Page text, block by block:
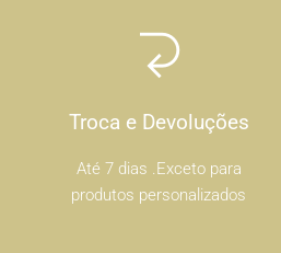
Troca e Devoluções
Até 7 dias .Exceto para
produtos personalizados